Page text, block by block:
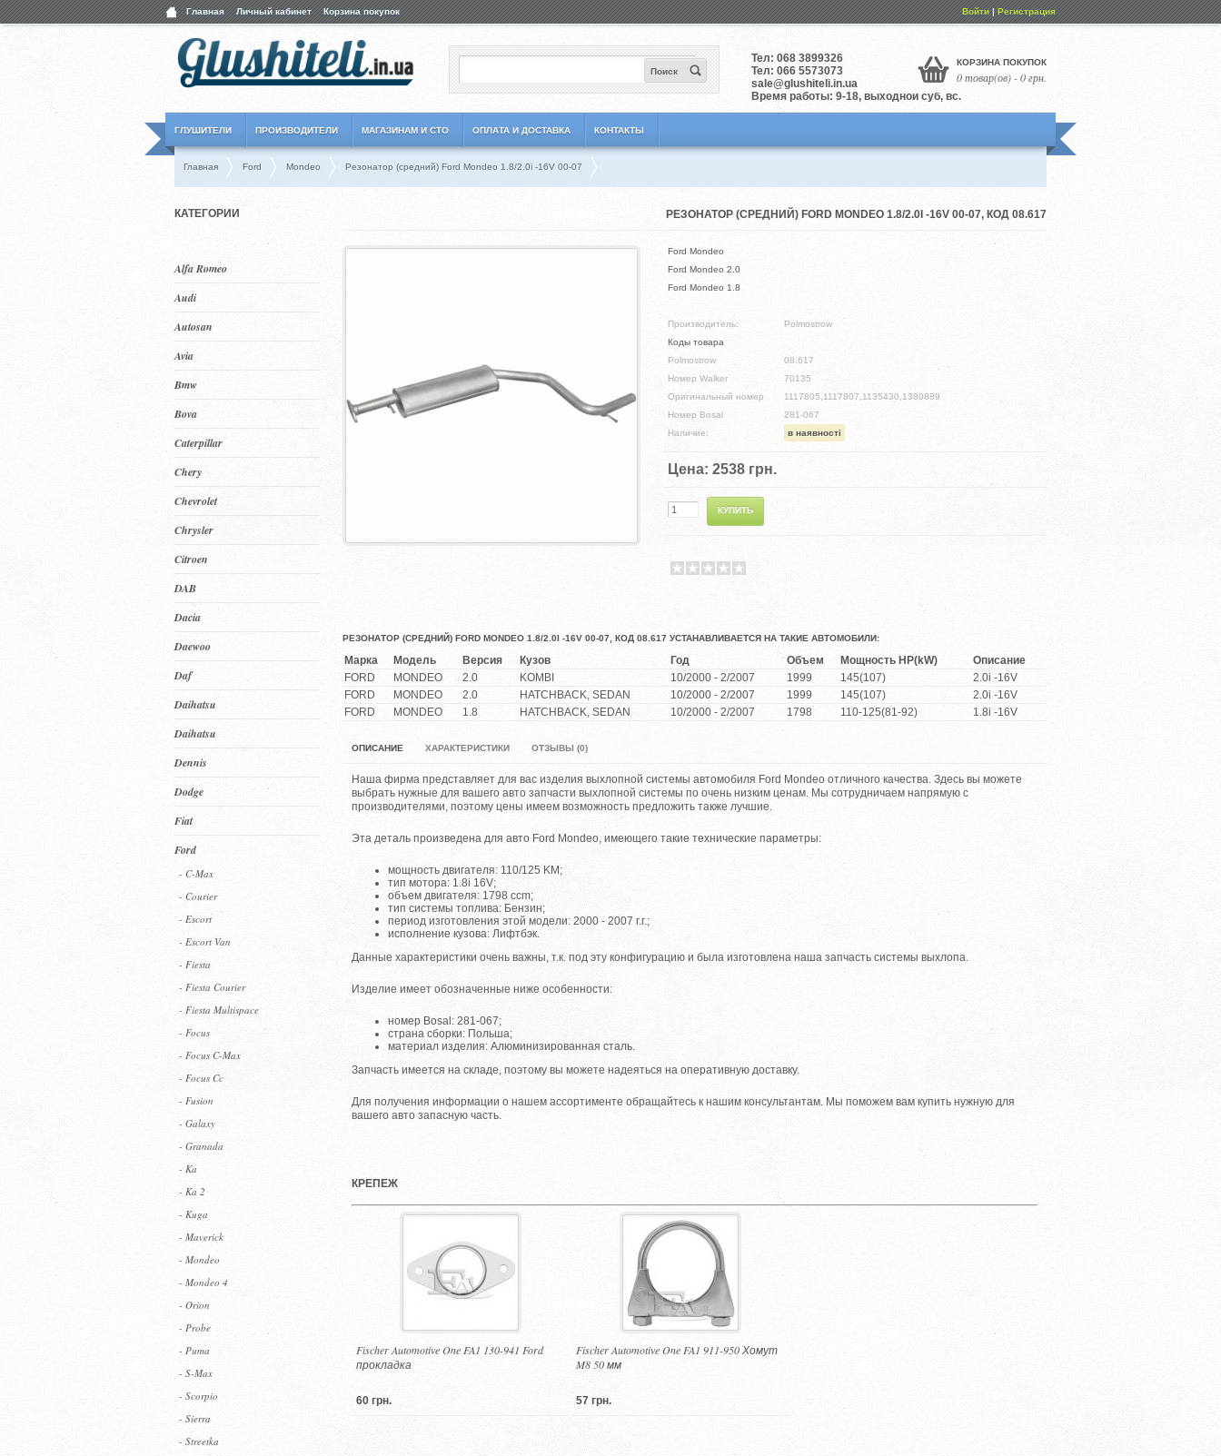
Главная Личный кабинет Корзина покупок Войти|Регистрация
Тел: 068 3899326
Тел: 066 5573073
sale@glushiteli.in.ua
Время работы: 9-18, выходной суб, вс.
КОРЗИНА ПОКУПОК
0 товар(ов) - 0 грн.
Поиск
ГЛУШИТЕЛИ ПРОИЗВОДИТЕЛИ МАГАЗИНАМ И СТО ОПЛАТА И ДОСТАВКА КОНТАКТЫ
Главная Ford Mondeo Резонатор (средний) Ford Mondeo 1.8/2.0i -16V 00-07
КАТЕГОРИИ
Alfa Romeo
Audi
Autosan
Avia
Bmw
Bova
Caterpillar
Chery
Chevrolet
Chrysler
Citroen
DAB
Dacia
Daewoo
Daf
Daihatsu
Daihatsu
Dennis
Dodge
Fiat
Ford
- C-Max
- Courier
- Escort
- Escort Van
- Fiesta
- Fiesta Courier
- Fiesta Multispace
- Focus
- Focus C-Max
- Focus Cc
- Fusion
- Galaxy
- Granada
- Ka
- Ka 2
- Kuga
- Maverick
- Mondeo
- Mondeo 4
- Orion
- Probe
- Puma
- S-Max
- Scorpio
- Sierra
- Streetka
РЕЗОНАТОР (СРЕДНИЙ) FORD MONDEO 1.8/2.0I -16V 00-07, КОД 08.617
Ford Mondeo
Ford Mondeo 2.0
Ford Mondeo 1.8
Производитель:
Polmostrow
Коды товара
Polmostrow
08.617
Номер Walker
70135
Оригинальный номер
1117805,1117807,1135430,1380889
Номер Bosal
281-067
Наличие:
в наявності
Цена: 2538 грн.
РЕЗОНАТОР (СРЕДНИЙ) FORD MONDEO 1.8/2.0I -16V 00-07, КОД 08.617 УСТАНАВЛИВАЕТСЯ НА ТАКИЕ АВТОМОБИЛИ:
Марка Модель Версия Кузов Год Объем Мощность HP(kW)
Описание
FORD
MONDEO 2.0 KOMBI 10/2000 - 2/2007 1999 145(107)
2.0i -16V
FORD
MONDEO 2.0 HATCHBACK, SEDAN 10/2000 - 2/2007 1999 145(107)
2.0i -16V
FORD
MONDEO 1.8 HATCHBACK, SEDAN 10/2000 - 2/2007 1798 110-125(81-92) 1.8i -16V
ОПИСАНИЕ ХАРАКТЕРИСТИКИ ОТЗЫВЫ (0)
Наша фирма представляет для вас изделия выхлопной системы автомобиля Ford Mondeo отличного качества. Здесь вы можете
выбрать нужные для вашего авто запчасти выхлопной системы по очень низким ценам. Мы сотрудничаем напрямую с
производителями, поэтому цены имеем возможность предложить также лучшие.
Эта деталь произведена для авто Ford Mondeo, имеющего такие технические параметры:
мощность двигателя: 110/125 KM;
тип мотора: 1.8i 16V;
объем двигателя: 1798 ccm;
тип системы топлива: Бензин;
период изготовления этой модели: 2000 - 2007 г.г.;
исполнение кузова: Лифтбэк.
Данные характеристики очень важны, т.к. под эту конфигурацию и была изготовлена наша запчасть системы выхлопа.
Изделие имеет обозначенные ниже особенности:
номер Bosal: 281-067;
страна сборки: Польша;
материал изделия: Алюминизированная сталь.
Запчасть имеется на складе, поэтому вы можете надеяться на оперативную доставку.
Для получения информации о нашем ассортименте обращайтесь к нашим консультантам. Мы поможем вам купить нужную для
вашего авто запасную часть.
КРЕПЕЖ
Fischer Automotive One FA1 130-941 Ford
прокладка
60 грн.
Fischer Automotive One FA1 911-950 Хомут
M8 50 мм
57 грн.